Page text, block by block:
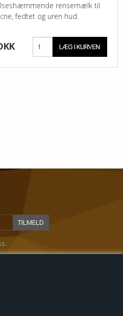
rensemælk til
fedtet og uren hud.